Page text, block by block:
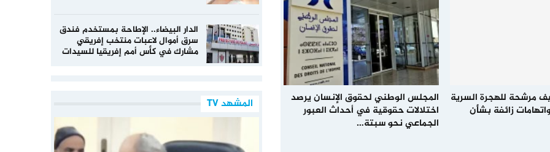
مرشحة للهجرة السرية
زائفة بشأن
المجلس الوطني لحقوق الإنسان يرصد
اختلالات حقوقية في أحداث العبور
الجماعي نحو سبتة…
الدار البيضاء.. الإطاحة بمستخدم فندق
سرق أموال لاعبات منتخب إفريقي
مشارك في كأس أمم إفريقيا للسيدات
المشهد TV